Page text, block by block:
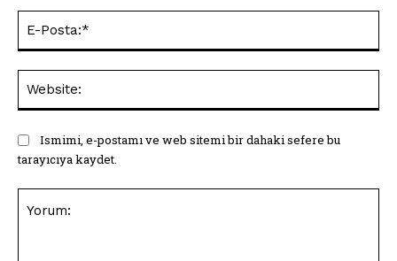
Ismimi, e-postamı ve web sitemi bir dahaki sefere bu
tarayıcıya kaydet.